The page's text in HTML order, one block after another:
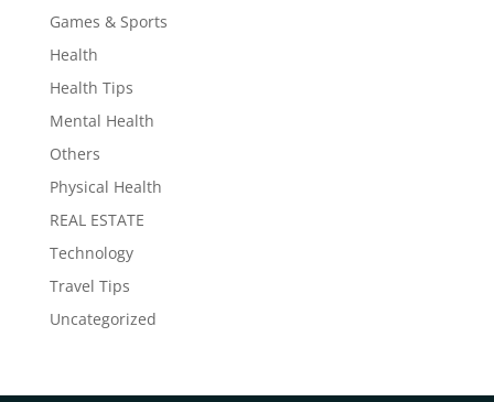
Games & Sports
Health
Health Tips
Mental Health
Others
Physical Health
REAL ESTATE
Technology
Travel Tips
Uncategorized